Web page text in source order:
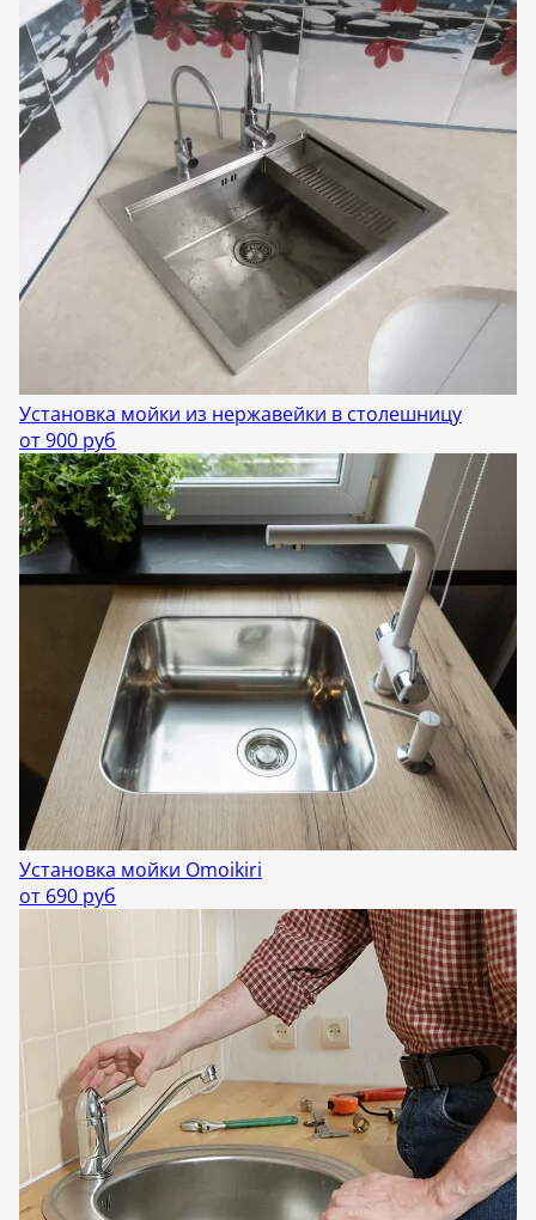
Установка мойки из нержавейки в столешницу
от 900 руб
Установка мойки Omoikiri
от 690 руб